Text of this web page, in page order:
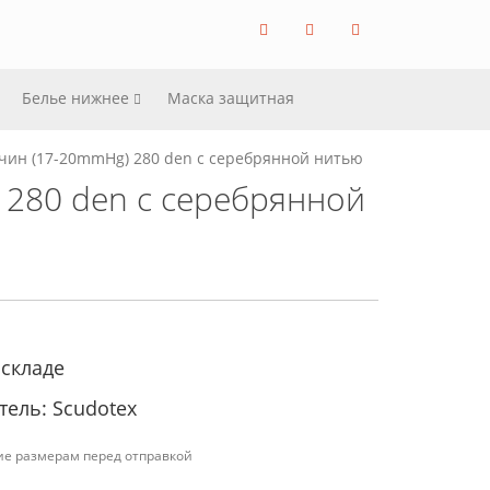
Белье нижнее Маска защитная
(17-20mmHg) 280 den с серебрянной нитью
den с серебрянной
Scudotex
размерам перед отправкой